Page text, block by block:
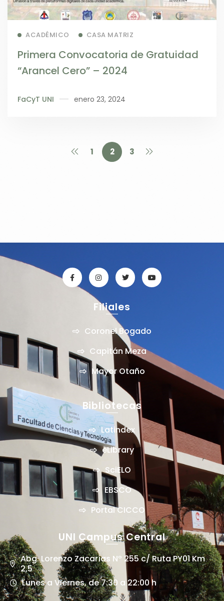
Read more
ACADÉMICO CASA MATRIZ
Primera Convocatoria de Gratuidad
“Arancel Cero” – 2024
FaCyT UNI enero 23, 2024
1 2 3
Filiales
Coronel Bogado
Capitán Meza
Mayor Otaño
Bibliotecas
Latindex
eLibrary
SciELO
EBSCO
Portal CICCO
UNI Campus Central
Abg. Lorenzo Zacarías Nº 255 c/ Ruta PY01 Km
2,5
Lunes a Viernes, de 7:30 a 22:00 h